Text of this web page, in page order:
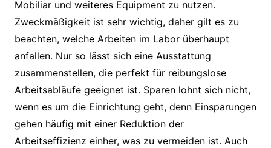
Mobiliar und weiteres Equipment zu nutzen.
Zweckmäßigkeit ist sehr wichtig, daher gilt es zu
beachten, welche Arbeiten im Labor überhaupt
anfallen. Nur so lässt sich eine Ausstattung
zusammenstellen, die perfekt für reibungslose
Arbeitsabläufe geeignet ist. Sparen lohnt sich nicht,
wenn es um die Einrichtung geht, denn Einsparungen
gehen häufig mit einer Reduktion der
Arbeitseffizienz einher, was zu vermeiden ist. Auch